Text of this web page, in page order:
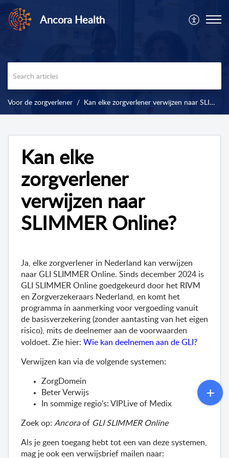
Ancora Health
Voor de zorgverlener Kan elke zorgverlener verwijzen naar SLIMMER Online?
Kan elke
zorgverlener
verwijzen naar
SLIMMER Online?
Ja, elke zorgverlener in Nederland kan verwijzen
naar GLI SLIMMER Online. Sinds december 2024 is
GLI SLIMMER Online goedgekeurd door het RIVM
en Zorgverzekeraars Nederland, en komt het
programma in aanmerking voor vergoeding vanuit
de basisverzekering (zonder aantasting van het eigen
risico), mits de deelnemer aan de voorwaarden
voldoet. Zie hier: Wie kan deelnemen aan de GLI?
Verwijzen kan via de volgende systemen:
ZorgDomein
Beter Verwijs
In sommige regio’s: VIPLive of Medix
Zoek op: Ancora of GLI SLIMMER Online
Als je geen toegang hebt tot een van deze systemen,